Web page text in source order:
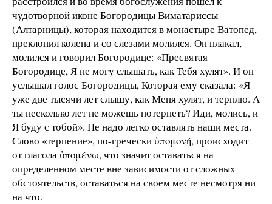
чудотворной иконе Богородицы Виматариссы
(Алтарницы), которая находится в монастыре Ватопед,
преклонил колена и со слезами молился. Он плакал,
молился и говорил Богородице: «Пресвятая
Богородице, Я не могу слышать, как Тебя хулят». И он
услышал голос Богородицы, Которая ему сказала: «Я
уже две тысячи лет слышу, как Меня хулят, и терплю. А
ты несколько лет не можешь потерпеть? Иди, молись, и
Я буду с тобой». Не надо легко оставлять наши места.
Слово «терпение», по-гречески ὑπομονή, происходит
от глагола ὑπομένω, что значит оставаться на
определенном месте вне зависимости от сложных
обстоятельств, оставаться на своем месте несмотря ни
на что.